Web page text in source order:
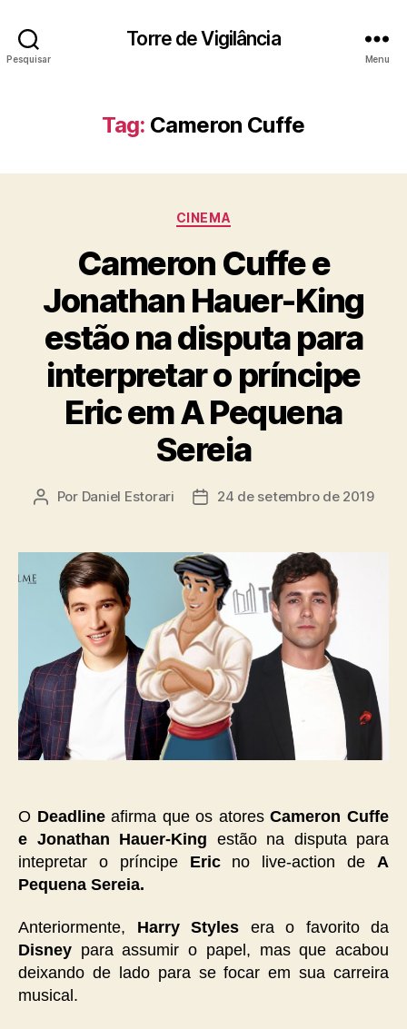
Pesquisar
Torre de Vigilância
Menu
Tag: Cameron Cuffe
Categorias
CINEMA
Cameron Cuffe e
Jonathan Hauer-King
estão na disputa para
interpretar o príncipe
Eric em A Pequena
Sereia
Autor
Por Daniel Estorari
Data24 de setembro de 2019
O Deadlineafirma que os atoresCameron Cuffe
e Jonathan Hauer-King estão na disputa para
intepretar o príncipe Ericno live-action de A
Pequena Sereia.
Anteriormente, Harry Styles era o favorito da
Disney para assumir o papel, mas que acabou
deixando de lado para se focar em sua carreira
musical.